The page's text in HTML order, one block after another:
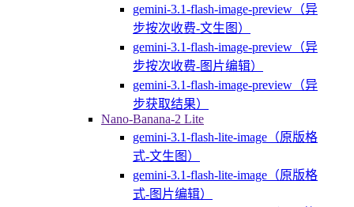
gemini-3.1-flash-image-preview（异
步按次收费-文生图）
gemini-3.1-flash-image-preview（异
步按次收费-图片编辑）
gemini-3.1-flash-image-preview（异
步获取结果）
Nano-Banana-2 Lite
gemini-3.1-flash-lite-image（原版格
式-文生图）
gemini-3.1-flash-lite-image（原版格
式-图片编辑）